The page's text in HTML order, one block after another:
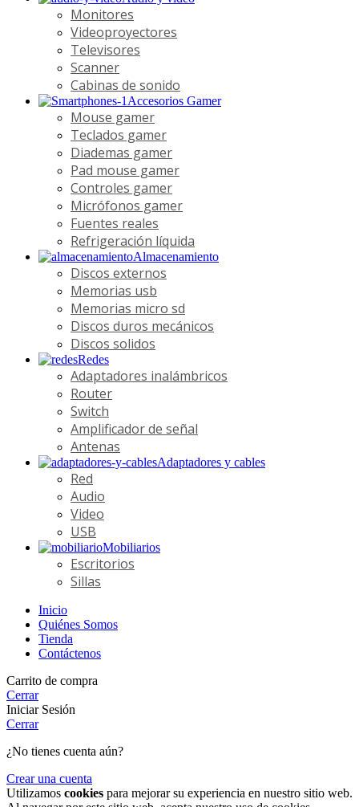
Monitores
Videoproyectores
Televisores
Scanner
Cabinas de sonido
Accesorios Gamer
Mouse gamer
Teclados gamer
Diademas gamer
Pad mouse gamer
Controles gamer
Micrófonos gamer
Fuentes reales
Refrigeración líquida
Almacenamiento
Discos externos
Memorias usb
Memorias micro sd
Discos duros mecánicos
Discos solidos
Redes
Adaptadores inalámbricos
Router
Switch
Amplificador de señal
Antenas
Adaptadores y cables
Red
Audio
Video
USB
Mobiliarios
Escritorios
Sillas
Inicio
Quiénes Somos
Tienda
Contáctenos
Carrito de compra
Cerrar
Iniciar Sesión
Cerrar
¿No tienes cuenta aún?
Crear una cuenta
Utilizamos cookies para mejorar su experiencia en nuestro sitio web.